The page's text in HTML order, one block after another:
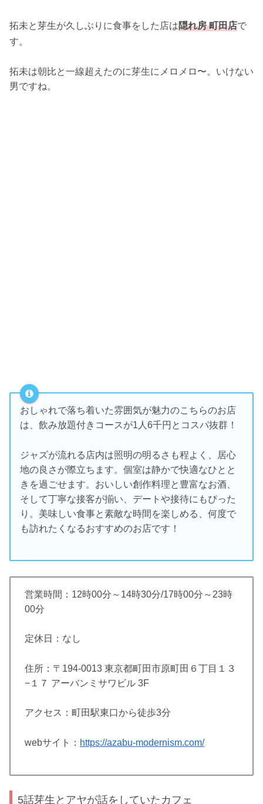
拓未と芽生が久しぶりに食事をした店は隠れ房 町田店で
す。
拓未は朝比と一線超えたのに芽生にメロメロ〜。いけない
男ですね。
おしゃれで落ち着いた雰囲気が魅力のこちらのお店
は、飲み放題付きコースが1人6千円とコスパ抜群！
ジャズが流れる店内は照明の明るさも程よく、居心
地の良さが際立ちます。個室は静かで快適なひとと
きを過ごせます。おいしい創作料理と豊富なお酒、
そして丁寧な接客が揃い、デートや接待にもぴった
り。美味しい食事と素敵な時間を楽しめる、何度で
も訪れたくなるおすすめのお店です！
営業時間：12時00分～14時30分/17時00分～23時
00分
定休日：なし
住所：〒194-0013 東京都町田市原町田６丁目１３
−１７ アーバンミサワビル 3F
アクセス：町田駅東口から徒歩3分
webサイト： https://azabu-modernism.com/
5話芽生とアヤが話をしていたカフェ